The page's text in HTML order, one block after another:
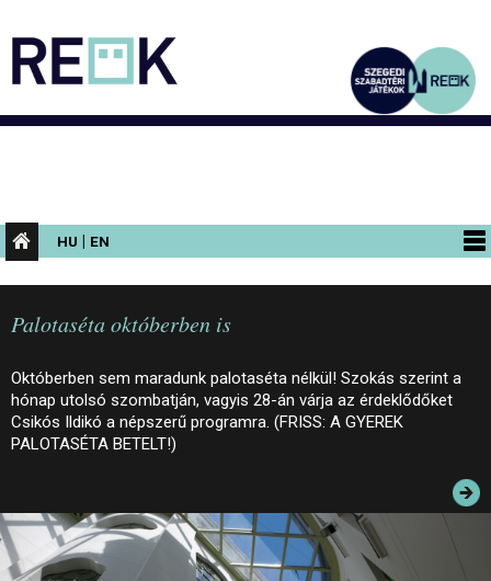
HU | EN
PROGRAMOK
KIÁLLÍTÁSOK
AZ ÉPÜLET
INFORMÁCIÓK
ELÉRHETŐSÉG
Palotaséta októberben is
Októberben sem maradunk palotaséta nélkül! Szokás szerint a
hónap utolsó szombatján, vagyis 28-án várja az érdeklődőket
Csikós Ildikó a népszerű programra. (FRISS: A GYEREK
PALOTASÉTA BETELT!)